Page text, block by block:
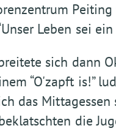
Leben sei
sich dann
“O'zapft is!”
das
die